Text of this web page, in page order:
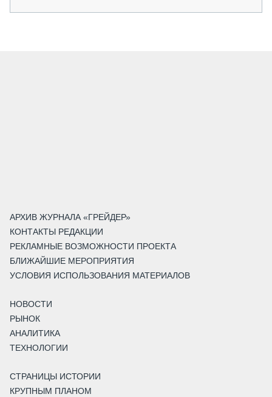
АРХИВ ЖУРНАЛА «ГРЕЙДЕР»
КОНТАКТЫ РЕДАКЦИИ
РЕКЛАМНЫЕ ВОЗМОЖНОСТИ ПРОЕКТА
БЛИЖАЙШИЕ МЕРОПРИЯТИЯ
УСЛОВИЯ ИСПОЛЬЗОВАНИЯ МАТЕРИАЛОВ
НОВОСТИ
РЫНОК
АНАЛИТИКА
ТЕХНОЛОГИИ
СТРАНИЦЫ ИСТОРИИ
КРУПНЫМ ПЛАНОМ